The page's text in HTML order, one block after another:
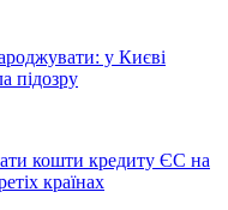
у Києві
підозру
кошти кредиту ЄС на
країнах